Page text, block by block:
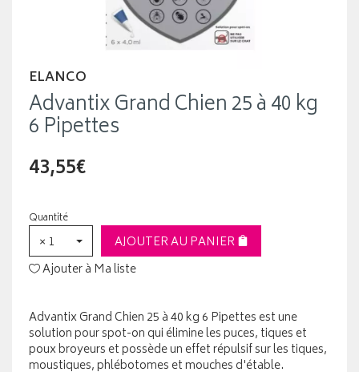
ELANCO
Advantix Grand Chien 25 à 40 kg
6 Pipettes
43,55€
Quantité
× 1
AJOUTER AU PANIER
Ajouter à Ma liste
Advantix Grand Chien 25 à 40 kg 6 Pipettes est une
solution pour spot-on qui élimine les puces, tiques et
poux broyeurs et possède un effet répulsif sur les tiques,
moustiques, phlébotomes et mouches d'étable.